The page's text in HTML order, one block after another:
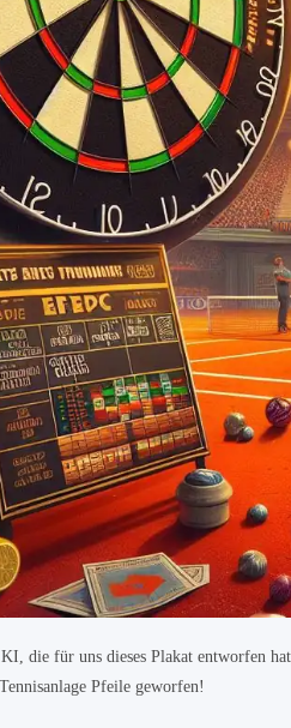
die für uns dieses Plakat entworfen
Pfeile geworfen!